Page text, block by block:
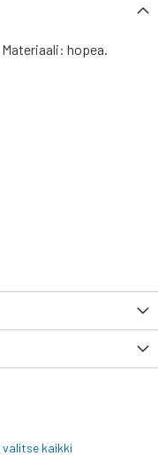
Materiaali: hopea.
valitse kaikki